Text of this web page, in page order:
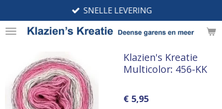
direct
naar
hoofdinhoud
SNELLE LEVERING
Klazien's Kreatie
Multicolor: 456-KK
€ 5,95